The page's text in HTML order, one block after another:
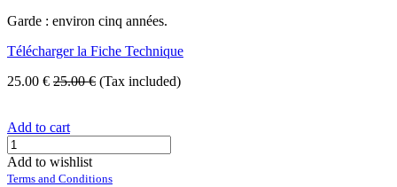
Garde : environ cinq années.
Télécharger la Fiche Technique
25.00 € 25.00€ (Tax included)
Add to cart
Add to wishlist
Terms and Conditions